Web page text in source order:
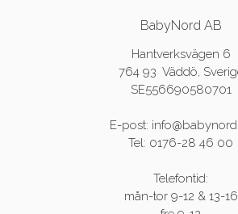
BabyNord AB
Hantverksvägen 6
764 93 Väddö,
SE556690580701
E-post:
Tel: 0176-28 46 00
Telefontid:
mån-tor 9-12 & 13-16